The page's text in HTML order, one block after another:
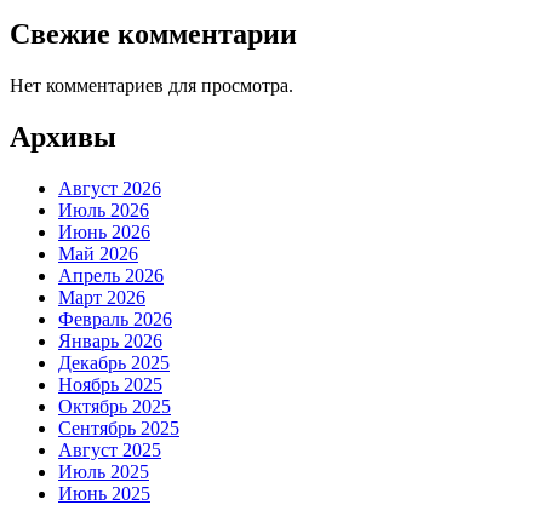
Свежие комментарии
Нет комментариев для просмотра.
Архивы
Август 2026
Июль 2026
Июнь 2026
Май 2026
Апрель 2026
Март 2026
Февраль 2026
Январь 2026
Декабрь 2025
Ноябрь 2025
Октябрь 2025
Сентябрь 2025
Август 2025
Июль 2025
Июнь 2025